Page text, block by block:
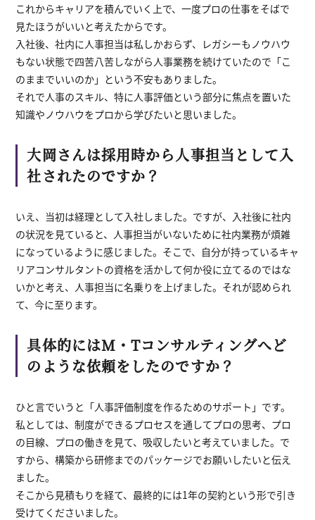
これからキャリアを積んでいく上で、一度プロの仕事をそばで
見たほうがいいと考えたからです。
入社後、社内に人事担当は私しかおらず、レガシーもノウハウ
もない状態で四苦八苦しながら人事業務を続けていたので「こ
のままでいいのか」という不安もありました。
それで人事のスキル、特に人事評価という部分に焦点を置いた
知識やノウハウをプロから学びたいと思いました。
大岡さんは採用時から人事担当として入
社されたのですか？
いえ、当初は経理として入社しました。ですが、入社後に社内
の状況を見ていると、人事担当がいないために社内業務が煩雑
になっているように感じました。そこで、自分が持っているキャ
リアコンサルタントの資格を活かして何か役に立てるのではな
いかと考え、人事担当に名乗りを上げました。それが認められ
て、今に至ります。
具体的にはM・Tコンサルティングへど
のような依頼をしたのですか？
ひと言でいうと「人事評価制度を作るためのサポート」です。
私としては、制度ができるプロセスを通してプロの思考、プロ
の目線、プロの働きを見て、吸収したいと考えていました。で
すから、構築から研修までのパッケージでお願いしたいと伝え
ました。
そこから見積もりを経て、最終的には1年の契約という形で引き
受けてくださいました。